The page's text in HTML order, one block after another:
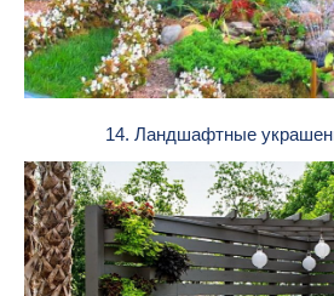
14. Ландшафтные